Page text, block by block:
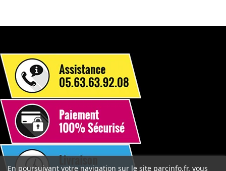
En poursuivant votre navigation sur le site parcinfo.fr, vous